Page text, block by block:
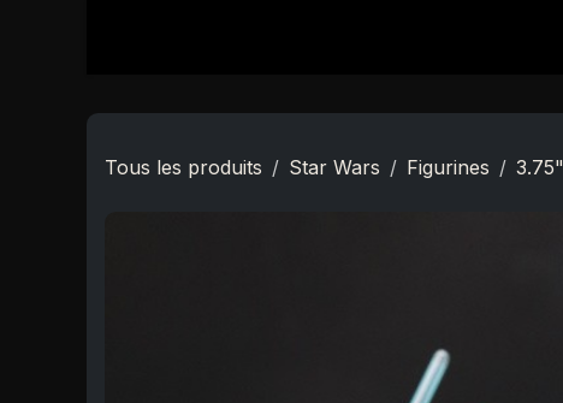
Tous les produits Star Wars Figurines 3.75"